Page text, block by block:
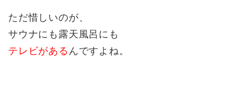
ただ惜しいのが、
サウナにも露天風呂にも
テレビがある んですよね。